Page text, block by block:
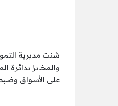
شنت مديرية
على الأسواق